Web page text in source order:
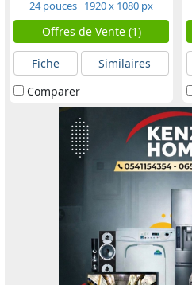
24 pouces 1920 x 1080 px
Offres de Vente (1)
Fiche
Similaires
Comparer